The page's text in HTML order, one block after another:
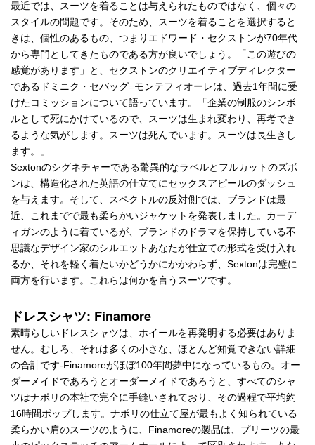
最近では、スーツを着ることは与えられたものではなく、個々の
スタイルの問題です。そのため、スーツを着ることを選択すると
きは、個性のあるもの、つまりエドワード・セクストンが70年代
から専門としてきたものである方が良いでしょう。「この遊びの
感覚があります」と、セクストンのクリエイティブディレクター
であるドミニク・セバッグ=モンテフィオーレは、過去1年間に受
けたコミッションについて語っています。「企業の制服のシンボ
ルとして死にかけているので、スーツは生まれ変わり、再考でき
るような気がします。スーツは死んでいます。スーツは長生きし
ます。」
Sextonのシグネチャーである驚異的なラペルとフルカットのズボ
ンは、構造化された英語の仕立てにセックスアピールのダッシュ
を与えます。そして、スペクトルの反対側では、ブランドは最
近、これまでで最も柔らかいジャケットを発表しました。カーデ
ィガンのように着ているが、ブランドのドラマを保持している不
思議なデザイン家のシルエットあなたが仕立ての形式を受け入れ
るか、それを軽く着たいかどうかにかかわらず、Sextonは完璧に
両方を行います。これらは何かを言うスーツです。
ドレスシャツ: Finamore
素晴らしいドレスシャツは、ホイールを再発明する必要はありま
せん。むしろ、それは多くの小さな、ほとんど知覚できない詳細
の合計です-Finamoreがほぼ100年間夢中になっているもの。オー
ダーメイドであろうとオーダーメイドであろうと、すべてのシャ
ツはナポリの本社で完全に手縫いされており、その過程で平均約
16時間ポップします。ナポリの仕立て屋が最もよく知られている
柔らかい肩のスーツのように、Finamoreの製品は、プリーツの最